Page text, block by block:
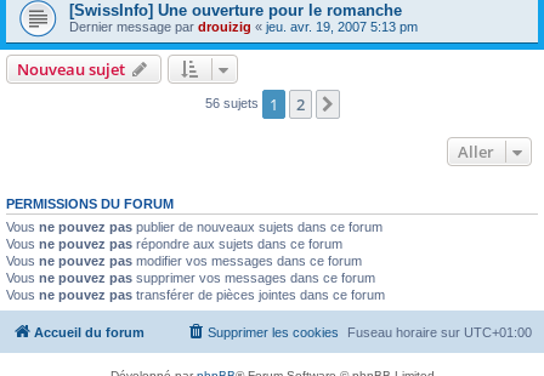
[SwissInfo] Une ouverture pour le romanche
Dernier message par drouizig « jeu. avr. 19, 2007 5:13 pm
Nouveau sujet
56 sujets 1 2
Aller
PERMISSIONS DU FORUM
Vous ne pouvez pas publier de nouveaux sujets dans ce forum
Vous ne pouvez pas répondre aux sujets dans ce forum
Vous ne pouvez pas modifier vos messages dans ce forum
Vous ne pouvez pas supprimer vos messages dans ce forum
Vous ne pouvez pas transférer de pièces jointes dans ce forum
Accueil du forum Fuseau horaire sur UTC+01:00
Supprimer les cookies